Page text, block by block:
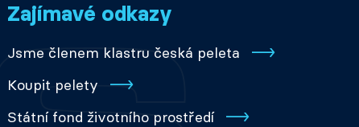
Zajímavé odkazy
Jsme členem klastru česká peleta
Koupit pelety
Státní fond životního prostředí